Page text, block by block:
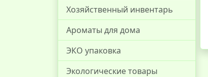
Хозяйственный инвентарь
Ароматы для дома
ЭКО упаковка
Экологические товары